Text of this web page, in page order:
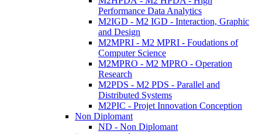
Performance Data Analytics
M2IGD - M2 IGD - Interaction, Graphic
and Design
M2MPRI - M2 MPRI - Foudations of
Computer Science
M2MPRO - M2 MPRO - Operation
Research
M2PDS - M2 PDS - Parallel and
Distributed Systems
M2PIC - Projet Innovation Conception
Non Diplomant
ND - Non Diplomant